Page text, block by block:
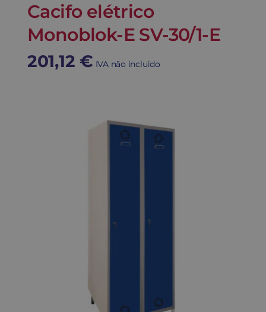
Cacifo elétrico
Monoblok-E SV-30/1-E
201,12 € IVA não incluído